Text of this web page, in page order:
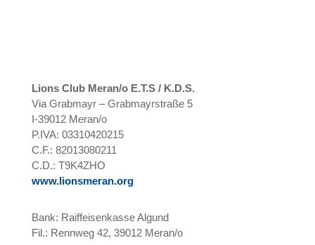
Lions Club Meran/o E.T.S / K.D.S.
Via Grabmayr – Grabmayrstraße 5
I-39012 Meran/o
P.IVA: 03310420215
C.F.: 82013080211
C.D.: T9K4ZHO
www.lionsmeran.org
Bank: Raiffeisenkasse Algund
Fil.: Rennweg 42, 39012 Meran/o